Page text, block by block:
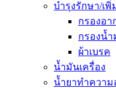
บำรุงรักษา/เ
กรองอา
กรองน้ำ
ผ้าเบรค
น้ำมันเครื่อง
น้ำยาทำความ